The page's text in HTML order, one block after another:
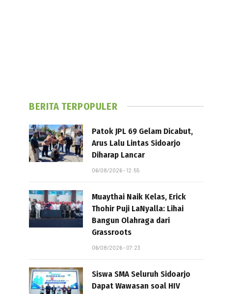
BERITA TERPOPULER
Patok JPL 69 Gelam Dicabut,
Arus Lalu Lintas Sidoarjo
Diharap Lancar
06/08/2026 - 12:55
Muaythai Naik Kelas, Erick
Thohir Puji LaNyalla: Lihai
Bangun Olahraga dari
Grassroots
06/08/2026 - 07:23
Siswa SMA Seluruh Sidoarjo
Dapat Wawasan soal HIV